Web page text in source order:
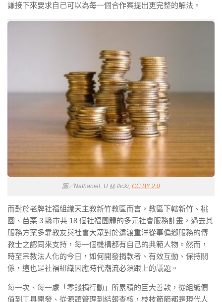
謙接下來要求自己可以為每一個合作案提出更完整的解法。
圖／Nathaniel_U @ flickr, CC BY 2.0
而對於老牌社福組織天主教新竹教區而言，教區下轄新竹、桃
園、苗栗 3 縣市共 18 個社福團體的多元社會服務計畫，過去其
服務方案多靠教友與社會大眾對於遠渡重洋從事偏鄉服務的傳
教士之認同來支持，每一個機構都有自己的典範人物。然而，
時至宗教法人化的今日，如何開發捐款者、有效互動、保持關
係，這也是社福組織因應時代潮流必須跟上的議題。
每一次、每一處「零錢捐行動」所累積的巨大善款，從組織價
值到工具開發、從源頭管理到結報查核，枝枝節節都是現代人